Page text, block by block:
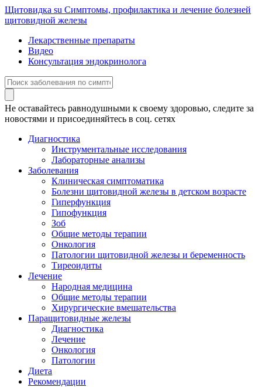
Щитовидка su Симптомы, профилактика и лечение болезней
щитовидной железы
Лекарственные препараты
Видео
Консультация эндокринолога
Не оставайтесь равнодушными к своему здоровью, следите за
новостями и присоединяйтесь в соц. сетях
Диагностика
Инструментальные исследования
Лабораторные анализы
Заболевания
Клиническая симптоматика
Болезни щитовидной железы в детском возрасте
Гиперфункция
Гипофункция
Зоб
Общие методы терапии
Онкология
Патологии щитовидной железы и беременность
Тиреоидиты
Лечение
Народная медицина
Общие методы терапии
Хирургические вмешательства
Паращитовидные железы
Диагностика
Лечение
Онкология
Патологии
Диета
Рекомендации